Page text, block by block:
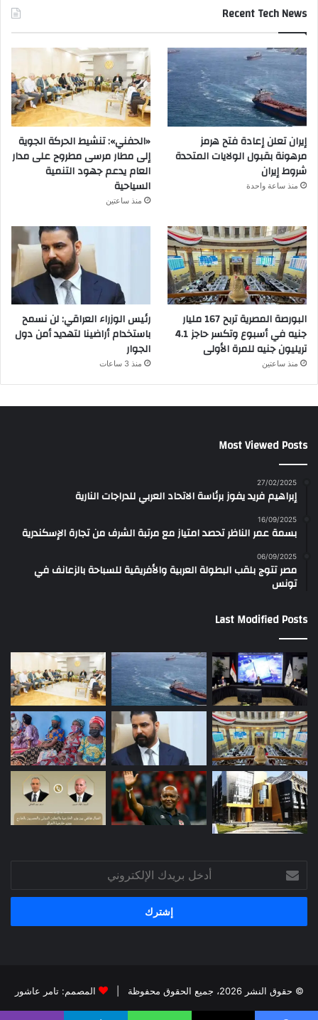
Recent Tech News
إيران تعلن إعادة فتح هرمز
مرهونة بقبول الولايات المتحدة
شروط إيران
منذ ساعة واحدة
«الحفني»: تنشيط الحركة الجوية
إلى مطار مرسى مطروح على مدار
العام يدعم جهود التنمية
السياحية
منذ ساعتين
البورصة المصرية تربح 167 مليار
جنيه في أسبوع وتكسر حاجز 4.1
تريليون جنيه للمرة الأولى
منذ ساعتين
رئيس الوزراء العراقي: لن نسمح
باستخدام أراضينا لتهديد أمن دول
الجوار
منذ 3 ساعات
Most Viewed Posts
27/02/2025
إبراهيم فريد يفوز برئاسة الاتحاد العربي للدراجات النارية
16/09/2025
بسمة عمر الناظر تحصد امتياز مع مرتبة الشرف من تجارة الإسكندرية
06/09/2025
مصر تتوج بلقب البطولة العربية والأفريقية للسباحة بالزعانف في
تونس
Last Modified Posts
بريدك
الإلكتروني
© حقوق النشر 2026، جميع الحقوق محفوظة | المصمم: تامر عاشور